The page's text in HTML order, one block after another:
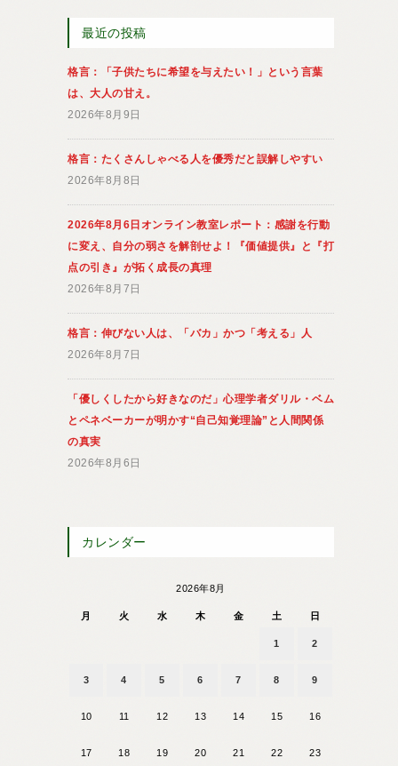
最近の投稿
格言：「子供たちに希望を与えたい！」という言葉
は、大人の甘え。
2026年8月9日
格言：たくさんしゃべる人を優秀だと誤解しやすい
2026年8月8日
2026年8月6日オンライン教室レポート：感謝を行動
に変え、自分の弱さを解剖せよ！『価値提供』と『打
点の引き』が拓く成長の真理
2026年8月7日
格言：伸びない人は、「バカ」かつ「考える」人
2026年8月7日
「優しくしたから好きなのだ」心理学者ダリル・ベム
とペネベーカーが明かす“自己知覚理論”と人間関係
の真実
2026年8月6日
カレンダー
2026年8月
月 火 水 木 金 土 日
1 2
3 4 5 6 7 8 9
10 11 12 13 14 15 16
17 18 19 20 21 22 23